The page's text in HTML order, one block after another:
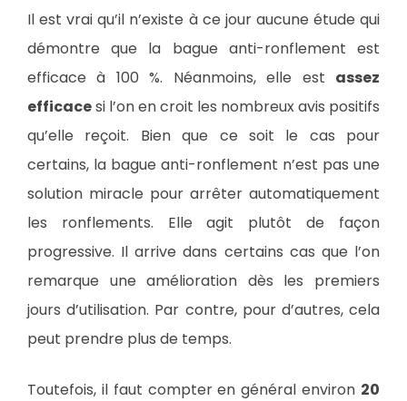
Il est vrai qu’il n’existe à ce jour aucune étude qui
démontre que la bague anti-ronflement est
efficace à 100 %. Néanmoins, elle est assez
efficacesi l’on en croit les nombreux avis positifs
qu’elle reçoit. Bien que ce soit le cas pour
certains, la bague anti-ronflement n’est pas une
solution miracle pour arrêter automatiquement
les ronflements. Elle agit plutôt de façon
progressive. Il arrive dans certains cas que l’on
remarque une amélioration dès les premiers
jours d’utilisation. Par contre, pour d’autres, cela
peut prendre plus de temps.
Toutefois, il faut compter en général environ 20